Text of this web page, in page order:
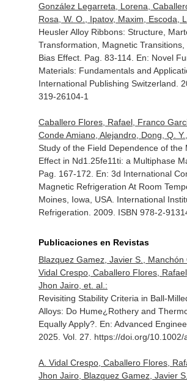
González Legarreta, Lorena,
Rosa, W. O., Ipatov, Maxim, Escoda,
Heusler Alloy Ribbons: Structure,
Transformation, Magnetic
Bias Effect. Pag. 83-114. En: Novel
Materials: Fundamentals and
International Publishing Switzerland.
319-26104-1
Caballero Flores, Rafael, Franco
Conde Amiano, Alejandro, Dong, Q.
Study of the Field Dependence of the
Effect in Nd1.25fe11ti: a Multiphase
Pag. 167-172. En: 3d International
Magnetic Refrigeration At Room
Moines, Iowa, USA. International
Refrigeration. 2009. ISBN 978-2-
Publicaciones en Revistas
Blazquez Gamez, Javier S., Manchón
Vidal Crespo, Caballero Flores,
Jhon Jairo, et. al.:
Revisiting Stability Criteria in Ball-
Alloys: Do Hume¿Rothery and
Equally Apply?. En: Advanced
2025. Vol. 27. https://doi.org/10.1002/
A. Vidal Crespo, Caballero Flores,
Jhon Jairo, Blazquez Gamez, Javier